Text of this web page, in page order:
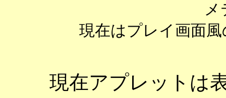
メ
現在はプレイ画面
現在アプレットは